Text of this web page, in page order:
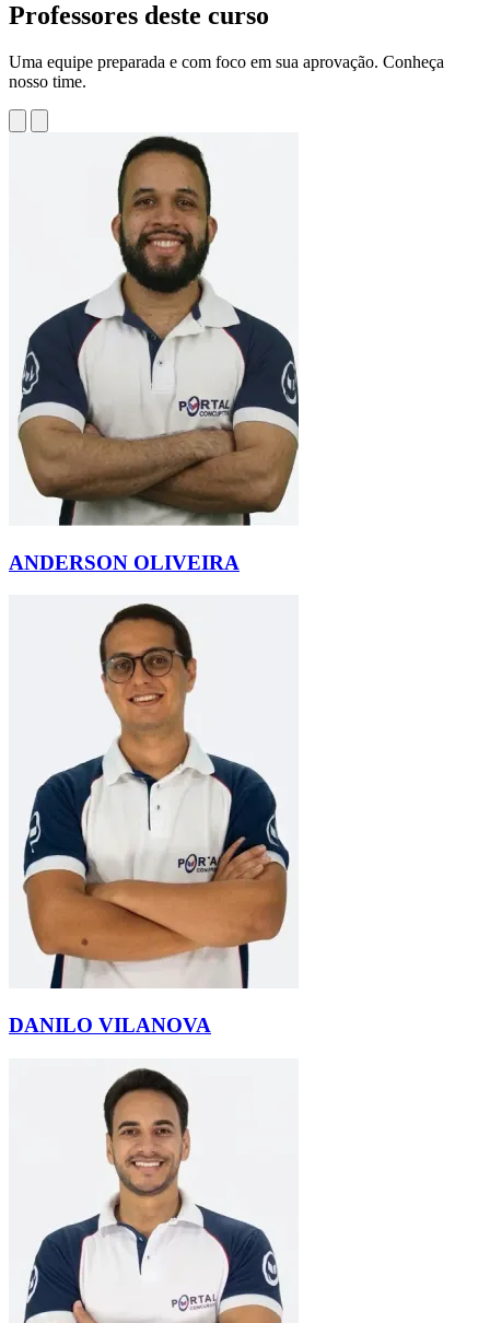
Professores deste curso
Uma equipe preparada e com foco em sua aprovação. Conheça
nosso time.
ANDERSON OLIVEIRA
DANILO VILANOVA